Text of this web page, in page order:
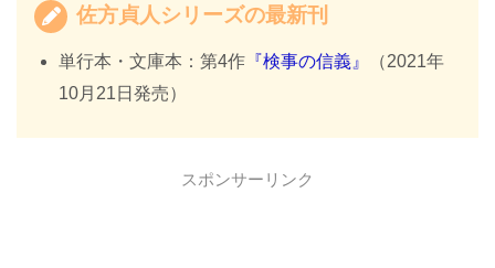
佐方貞人シリーズの最新刊
単行本・文庫本：第4作 『検事の信義』
（2021年
10月21日発売）
スポンサーリンク